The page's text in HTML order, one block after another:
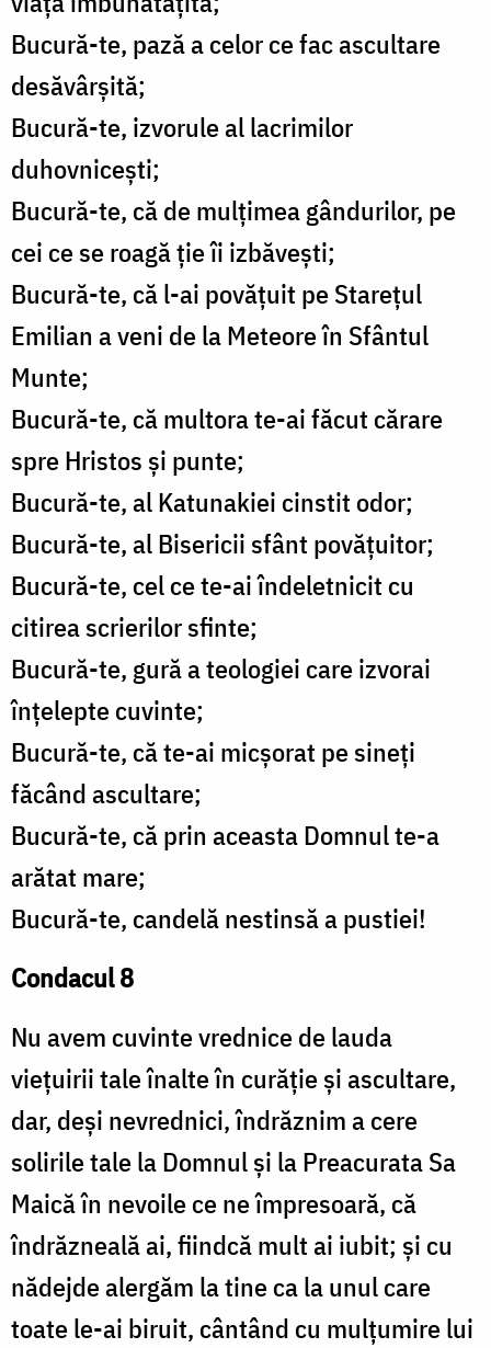
Bucură-te, pază a celor ce fac ascultare
desăvârșită;
Bucură-te, izvorule al lacrimilor
duhovnicești;
Bucură-te, că de mulțimea gândurilor, pe
cei ce se roagă ție îi izbăvești;
Bucură-te, că l-ai povățuit pe Starețul
Emilian a veni de la Meteore în Sfântul
Munte;
Bucură-te, că multora te-ai făcut cărare
spre Hristos și punte;
Bucură-te, al Katunakiei cinstit odor;
Bucură-te, al Bisericii sfânt povățuitor;
Bucură-te, cel ce te-ai îndeletnicit cu
citirea scrierilor sfinte;
Bucură-te, gură a teologiei care izvorai
înțelepte cuvinte;
Bucură-te, că te-ai micșorat pe sineți
făcând ascultare;
Bucură-te, că prin aceasta Domnul te-a
arătat mare;
Bucură-te, candelă nestinsă a pustiei!
Condacul 8
Nu avem cuvinte vrednice de lauda
viețuirii tale înalte în curăție și ascultare,
dar, deși nevrednici, îndrăznim a cere
solirile tale la Domnul și la Preacurata Sa
Maică în nevoile ce ne împresoară, că
îndrăzneală ai, fiindcă mult ai iubit; și cu
nădejde alergăm la tine ca la unul care
toate le-ai biruit, cântând cu mulțumire lui